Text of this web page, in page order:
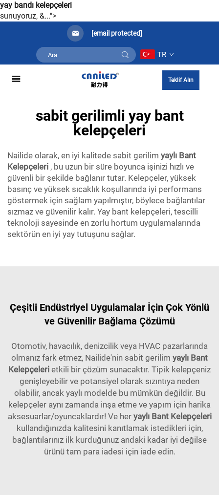
yay bandı kelepçeleri
sunuyoruz, &...">
[email protected]
TR
Teklif Alın
sabit gerilimli yay bant
kelepçeleri
Nailide olarak, en iyi kalitede sabit gerilim yaylı Bant
Kelepçeleri , bu uzun bir süre boyunca işinizi hızlı ve
güvenli bir şekilde bağlanır tutar. Kelepçeler, yüksek
basınç ve yüksek sıcaklık koşullarında iyi performans
göstermek için sağlam yapılmıştır, böylece bağlantılar
sızmaz ve güvenilir kalır. Yay bant kelepçeleri, tescilli
teknoloji sayesinde en zorlu hortum uygulamalarında
sektörün en iyi yay tutuşunu sağlar.
Çeşitli Endüstriyel Uygulamalar İçin Çok Yönlü
ve Güvenilir Bağlama Çözümü
Otomotiv, havacılık, denizcilik veya HVAC pazarlarında
olmanız fark etmez, Nailide'nin sabit gerilim yaylı Bant
Kelepçeleri etkili bir çözüm sunacaktır. Tipik kelepçeniz
genişleyebilir ve potansiyel olarak sızıntıya neden
olabilir, ancak yaylı modelde bu mümkün değildir. Bu
kelepçeler aynı zamanda inşa etme ve yapım için harika
aksesuarlar/oyuncaklardır! Ve her yaylı Bant Kelepçeleri
kullandığınızda kalitesini kanıtlamak istedikleri için,
bağlantılarınız ilk kurduğunuz andaki kadar iyi değilse
ürünü tam para iadesi için iade edin.